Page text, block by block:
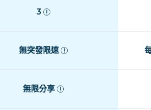
3
無突發限速
無限分享